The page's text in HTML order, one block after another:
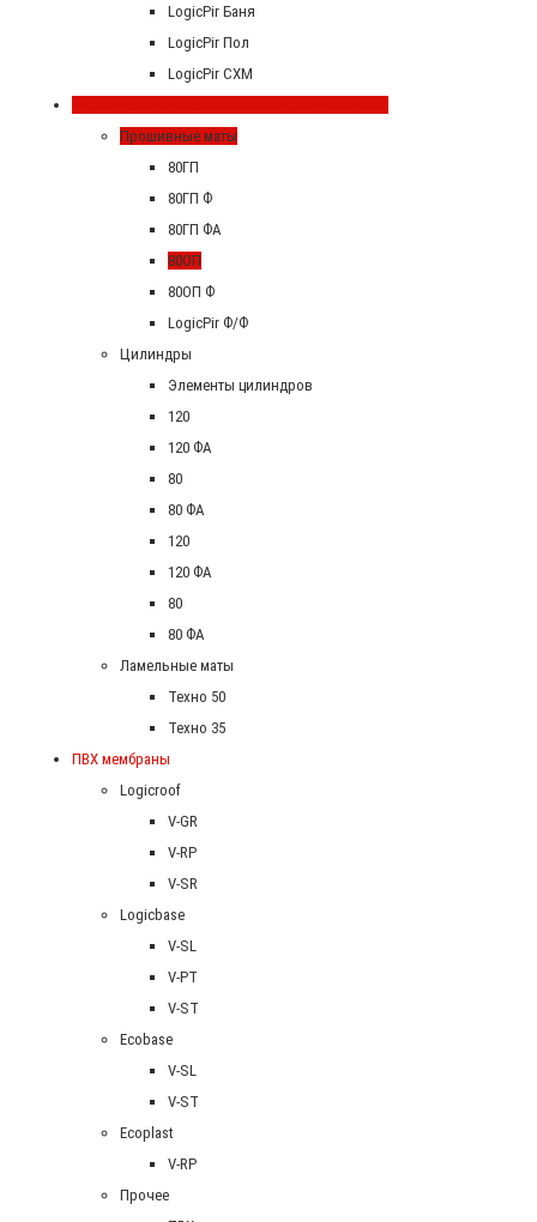
LogicPir Баня
LogicPir Пол
LogicPir СХМ
Прошивные маты
80ГП
80ГП Ф
80ГП ФА
80ОП
80ОП Ф
LogicPir Ф/Ф
Цилиндры
Элементы цилиндров
120
120 ФА
80
80 ФА
120
120 ФА
80
80 ФА
Ламельные маты
Техно 50
Техно 35
ПВХ мембраны
Logicroof
V-GR
V-RP
V-SR
Logicbase
V-SL
V-PT
V-ST
Ecobase
V-SL
V-ST
Ecoplast
V-RP
Прочее